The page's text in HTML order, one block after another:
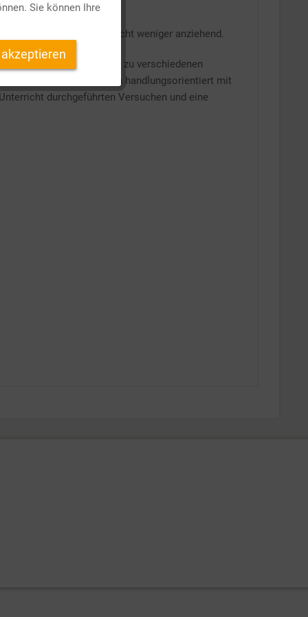
innen heute wirkt er nicht weniger anziehend.
von Magneten im Alltag, zu verschiedenen
Möglichkeiten bietet, sich handlungsorientiert mit
durchgeführten Versuchen und eine
Inaktiv
Inaktiv
Sie können Ihre